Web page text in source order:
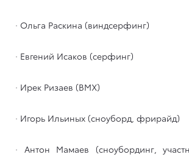
· Ольга Раскина (виндсерфинг)
· Евгений Исаков (серфинг)
· Ирек Ризаев (BMX)
· Игорь Ильиных (сноуборд, фрирайд)
· Антон Мамаев (сноубординг,